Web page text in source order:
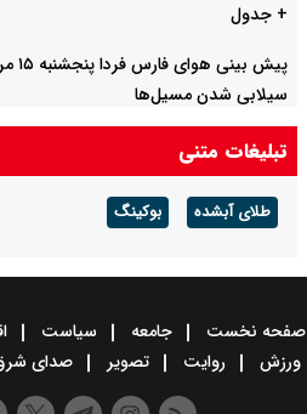
+ جدول
سیلابی شدن مسیل‌ها
تبلیغات متنی
طلای آبشده بوکینگ
صفحه نخست جامعه سیاست
ورزش
روایت تصویر صدای